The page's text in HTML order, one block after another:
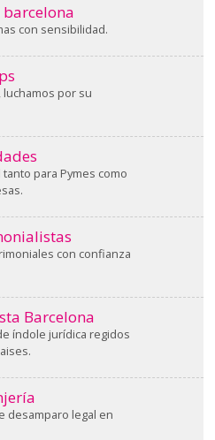
con sensibilidad.
por su
para Pymes como
con confianza
Barcelona
índole jurídica regidos
desamparo legal en